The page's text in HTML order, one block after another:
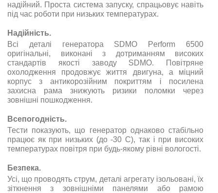
надійний. Проста система запуску, спрацьовує навіть
під час роботи при низьких температурах.
Надійність.
Всі деталі генератора SDMO Perform 6500
оригінальні, виконані з дотриманням високих
стандартів якості заводу SDMO. Повітряне
охолодження продовжує життя двигуна, а міцний
корпус з антикорозійним покриттям і посилена
захисна рама знижують ризики поломки через
зовнішні пошкодження.
Всепогодність.
Тести показують, що генератор однаково стабільно
працює як при низьких (до -30 С), так і при високих
температурах повітря при будь-якому рівні вологості.
Безпека.
Усі, що проводять струм, деталі агрегату ізольовані, їх
зіткнення з зовнішніми панелями або рамою